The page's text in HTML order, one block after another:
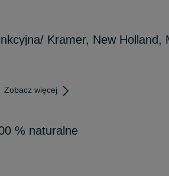
Kramer, New Holland,
Zobacz więcej
% naturalne